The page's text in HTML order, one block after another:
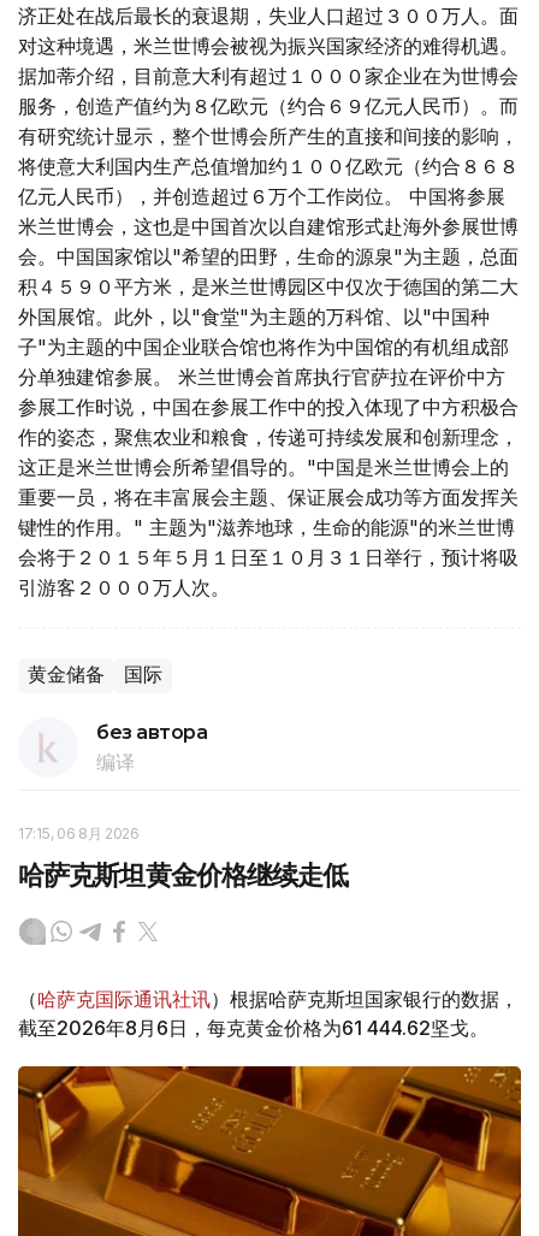
济正处在战后最长的衰退期，失业人口超过３００万人。面
对这种境遇，米兰世博会被视为振兴国家经济的难得机遇。
据加蒂介绍，目前意大利有超过１０００家企业在为世博会
服务，创造产值约为８亿欧元（约合６９亿元人民币）。而
有研究统计显示，整个世博会所产生的直接和间接的影响，
将使意大利国内生产总值增加约１００亿欧元（约合８６８
亿元人民币），并创造超过６万个工作岗位。 中国将参展
米兰世博会，这也是中国首次以自建馆形式赴海外参展世博
会。中国国家馆以"希望的田野，生命的源泉"为主题，总面
积４５９０平方米，是米兰世博园区中仅次于德国的第二大
外国展馆。此外，以"食堂"为主题的万科馆、以"中国种
子"为主题的中国企业联合馆也将作为中国馆的有机组成部
分单独建馆参展。 米兰世博会首席执行官萨拉在评价中方
参展工作时说，中国在参展工作中的投入体现了中方积极合
作的姿态，聚焦农业和粮食，传递可持续发展和创新理念，
这正是米兰世博会所希望倡导的。"中国是米兰世博会上的
重要一员，将在丰富展会主题、保证展会成功等方面发挥关
键性的作用。" 主题为"滋养地球，生命的能源"的米兰世博
会将于２０１５年５月１日至１０月３１日举行，预计将吸
引游客２０００万人次。
黄金储备 国际
без автора
编译
17:15, 06 8月 2026
哈萨克斯坦黄金价格继续走低
（哈萨克国际通讯社讯）根据哈萨克斯坦国家银行的数据，
截至2026年8月6日，每克黄金价格为61 444.62坚戈。